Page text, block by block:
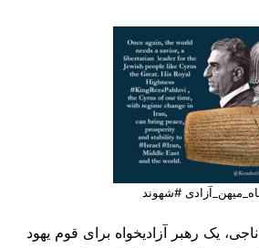
#شهوند
یک رهبر آزادیخواه برای قوم یهود